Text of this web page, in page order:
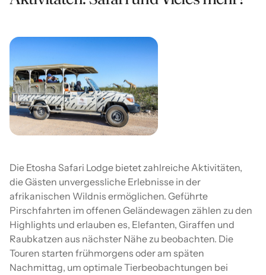
Die Etosha Safari Lodge bietet zahlreiche Aktivitäten,
die Gästen unvergessliche Erlebnisse in der
afrikanischen Wildnis ermöglichen. Geführte
Pirschfahrten im offenen Geländewagen zählen zu den
Highlights und erlauben es, Elefanten, Giraffen und
Raubkatzen aus nächster Nähe zu beobachten. Die
Touren starten frühmorgens oder am späten
Nachmittag, um optimale Tierbeobachtungen bei